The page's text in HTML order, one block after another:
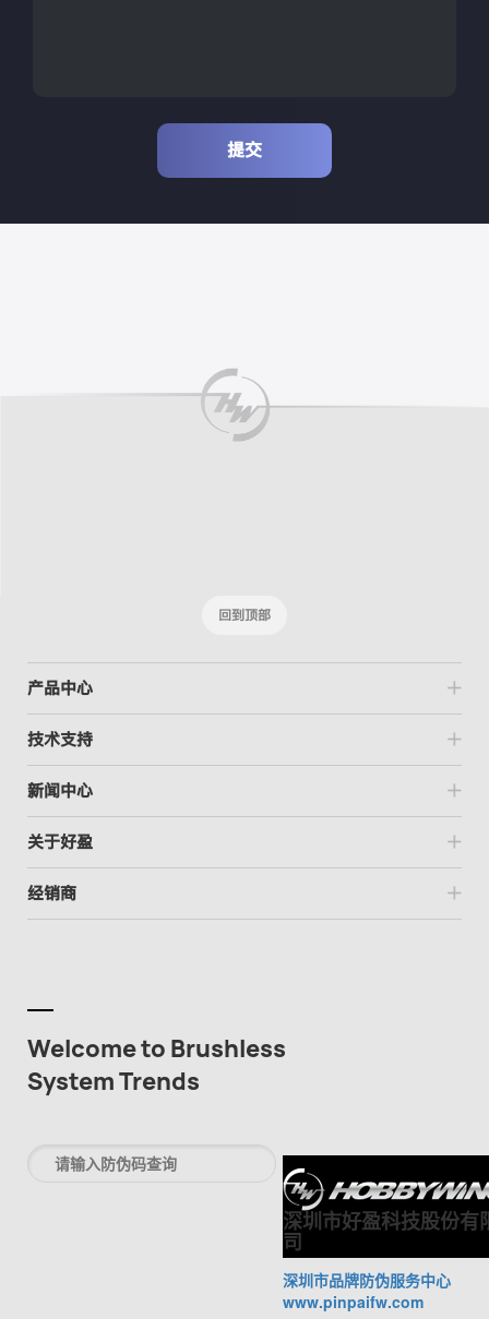
回到顶部
产品中心
技术支持
新闻中心
关于好盈
经销商
Welcome to Brushless
System Trends
深圳市好盈科技股份有
司
深圳市品牌防伪服务中心
www.pinpaifw.com